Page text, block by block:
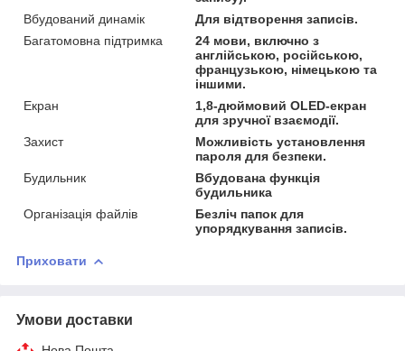
Вбудований динамік
Для відтворення записів.
Багатомовна підтримка
24 мови, включно з
англійською, російською,
французькою, німецькою та
іншими.
Екран
1,8-дюймовий OLED-екран
для зручної взаємодії.
Захист
Можливість установлення
пароля для безпеки.
Будильник
Вбудована функція
будильника
Організація файлів
Безліч папок для
упорядкування записів.
Приховати
Умови доставки